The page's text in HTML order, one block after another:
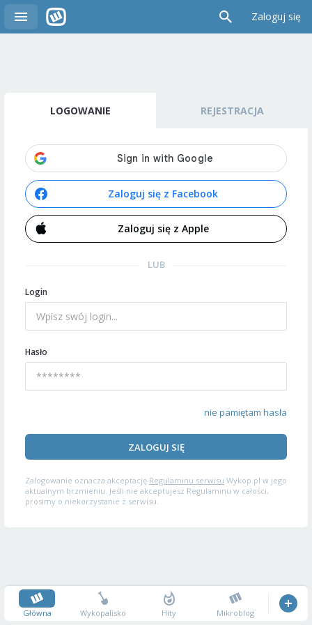
Zaloguj się
LOGOWANIE REJESTRACJA
Zaloguj się z Facebook
Zaloguj się z Apple
LUB
Login
Hasło
nie pamiętam hasła
ZALOGUJ SIĘ
Zalogowanie oznacza akceptację Regulaminu serwisu Wykop.pl w jego
aktualnym brzmieniu. Jeśli nie akceptujesz Regulaminu w całości,
prosimy o niekorzystanie z serwisu.
Główna Wykopalisko Hity Mikroblog